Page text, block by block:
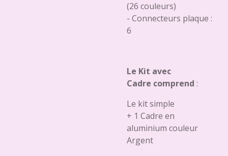
(26 couleurs)
- Connecteurs plaque :
6
Le Kit avec
Cadre comprend :
Le kit simple
+ 1 Cadre en
aluminium couleur
Argent